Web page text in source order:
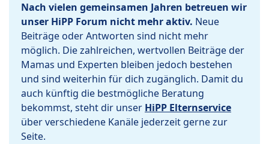
Nach vielen gemeinsamen Jahren betreuen wir
unser HiPP Forum nicht mehr aktiv. Neue
Beiträge oder Antworten sind nicht mehr
möglich. Die zahlreichen, wertvollen Beiträge der
Mamas und Experten bleiben jedoch bestehen
und sind weiterhin für dich zugänglich. Damit du
auch künftig die bestmögliche Beratung
bekommst, steht dir unser HiPP Elternservice
über verschiedene Kanäle jederzeit gerne zur
Seite.